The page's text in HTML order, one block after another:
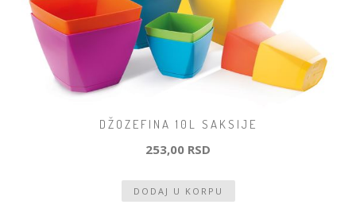
DŽOZEFINA 10L SAKSIJE
253,00 RSD